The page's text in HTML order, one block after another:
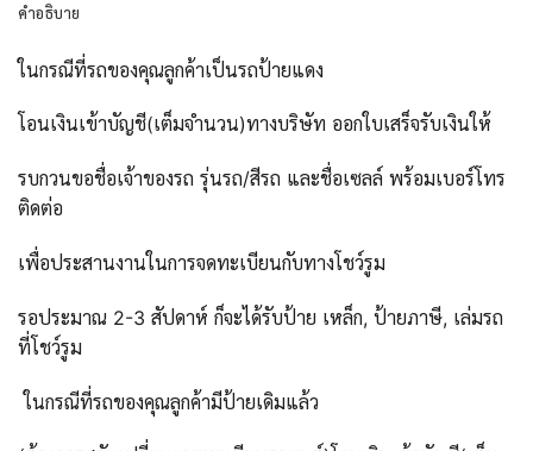
คำอธิบาย
ในกรณีที่รถของคุณลูกค้าเป็นรถป้ายแดง
โอนเงินเข้าบัญชี(เต็มจำนวน)ทางบริษัท ออกใบเสร็จรับเงินให้
รบกวนขอชื่อเจ้าของรถ รุ่นรถ/สีรถ และชื่อเซลล์ พร้อมเบอร์โทร
ติดต่อ
เพื่อประสานงานในการจดทะเบียนกับทางโชว์รูม
รอประมาณ 2-3 สัปดาห์ ก็จะได้รับป้าย เหล็ก, ป้ายภาษี, เล่มรถ
ที่โชว์รูม
ในกรณีที่รถของคุณลูกค้ามีป้ายเดิมแล้ว